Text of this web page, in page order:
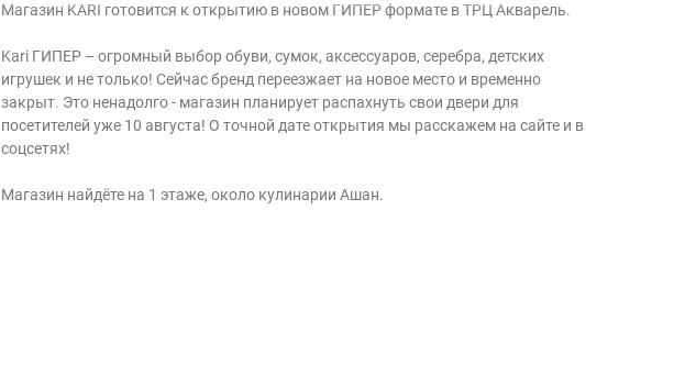
Магазин KARI готовится к открытию в новом ГИПЕР формате в ТРЦ Акварель.
Kari ГИПЕР – огромный выбор обуви, сумок, аксессуаров, серебра, детских
игрушек и не только! Сейчас бренд переезжает на новое место и временно
закрыт. Это ненадолго - магазин планирует распахнуть свои двери для
посетителей уже 10 августа! О точной дате открытия мы расскажем на сайте и в
соцсетях!
Магазин найдёте на 1 этаже, около кулинарии Ашан.